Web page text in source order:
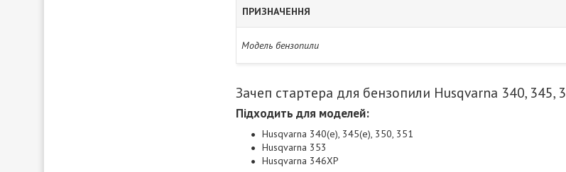
ПРИЗНАЧЕННЯ
Модель бензопили
Зачеп стартера для бензопили Husqvarna 340, 345,
Підходить для моделей:
Husqvarna 340(e), 345(e), 350, 351
Husqvarna 353
Husqvarna 346XP